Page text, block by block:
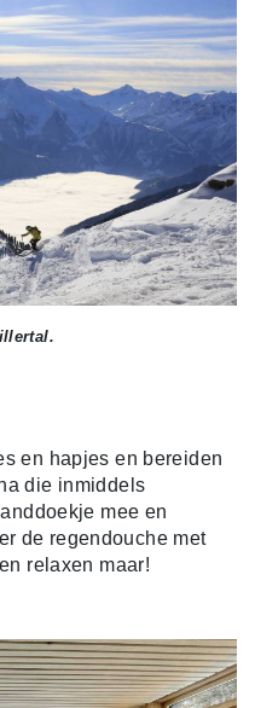
en hapjes en bereiden
die inmiddels
mee en
de regendouche met
relaxen maar!